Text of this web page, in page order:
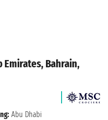
Emirates, Bahrain,
Abu Dhabi